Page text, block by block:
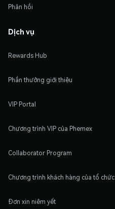
Phản hồi
Dịch vụ
Rewards Hub
Phần thưởng giới thiệu
VIP Portal
Chương trình VIP của Phemex
Collaborator Program
Chương trình khách hàng của tổ chức
Đơn xin niêm yết